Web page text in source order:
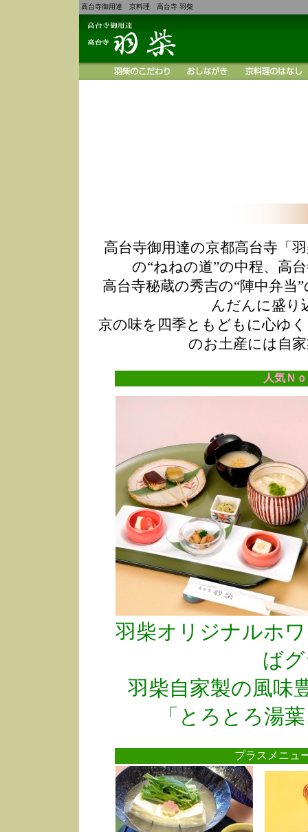
高台寺御用達 京料理 高台寺 羽柴
高台寺御用達の京都高台寺「
の“ねねの道”の中程、高
高台寺秘蔵の秀吉の“陣中弁
んだんに盛り
京の味を四季ともどもに心ゆ
のお土産には自
人気Ｎ
羽柴オリジナルホ
ば
羽柴自家製の風味
「とろとろ湯
プラスメニ